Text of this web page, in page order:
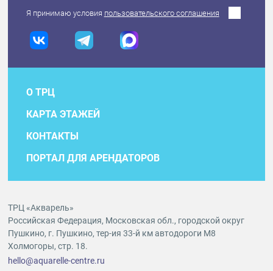
Я принимаю условия пользовательского соглашения
О ТРЦ
КАРТА ЭТАЖЕЙ
КОНТАКТЫ
ПОРТАЛ ДЛЯ АРЕНДАТОРОВ
ТРЦ «Акварель»
Российская Федерация, Московская обл., городской округ
Пушкино, г. Пушкино, тер-ия 33-й км автодороги М8
Холмогоры, стр. 18.
hello@aquarelle-centre.ru